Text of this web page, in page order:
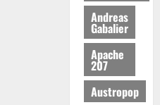
Andreas
Gabalier
Apache
207
Austropop